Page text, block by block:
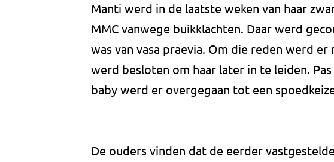
Manti werd in de laatste weken van haar
MMC vanwege buikklachten. Daar werd
was van vasa praevia. Om die reden werd
werd besloten om haar later in te leiden.
baby werd er overgegaan tot een
De ouders vinden dat de eerder